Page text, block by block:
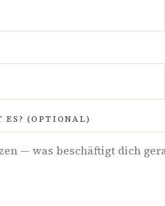
ES? (OPTIONAL)